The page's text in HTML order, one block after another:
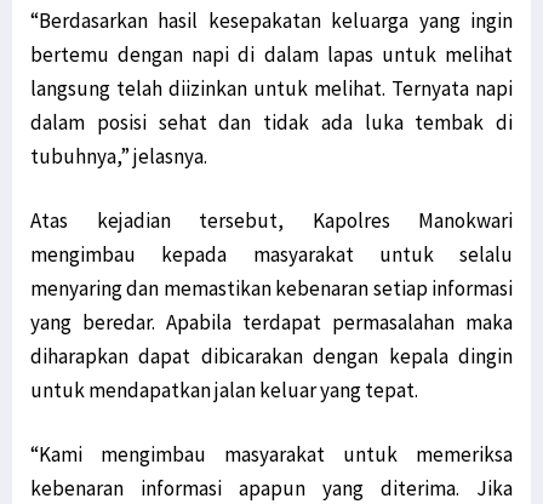
“Berdasarkan hasil kesepakatan keluarga yang ingin
bertemu dengan napi di dalam lapas untuk melihat
langsung telah diizinkan untuk melihat. Ternyata napi
dalam posisi sehat dan tidak ada luka tembak di
tubuhnya,” jelasnya.
Atas kejadian tersebut, Kapolres Manokwari
mengimbau kepada masyarakat untuk selalu
menyaring dan memastikan kebenaran setiap informasi
yang beredar. Apabila terdapat permasalahan maka
diharapkan dapat dibicarakan dengan kepala dingin
untuk mendapatkan jalan keluar yang tepat.
“Kami mengimbau masyarakat untuk memeriksa
kebenaran informasi apapun yang diterima. Jika